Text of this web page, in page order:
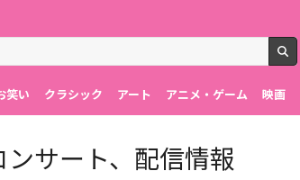
笑い クラシック アート アニメ・ゲーム 映画
サート、配信情報